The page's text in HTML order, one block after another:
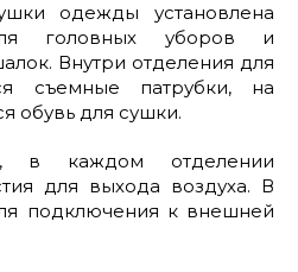
одежды установлена
головных уборов и
Внутри отделения для
съемные патрубки, на
обувь для сушки.
каждом отделении
для выхода воздуха. В
подключения к внешней